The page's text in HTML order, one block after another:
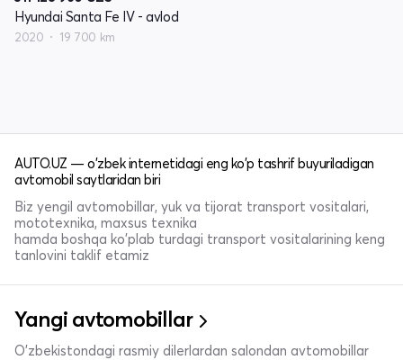
Hyundai Santa Fe IV - avlod
2020 19 700 km
AUTO.UZ — o'zbek internetidagi eng ko'p tashrif buyuriladigan
avtomobil saytlaridan biri
Biz yengil avtomobillar, yuk va tijorat transport vositalari,
mototexnika, maxsus texnika
hamda boshqa ko'plab turdagi transport vositalarining keng
tanlovini taklif etamiz
Yangi avtomobillar
O'zbekistondagi rasmiy dilerlardan salondan avtomobillar